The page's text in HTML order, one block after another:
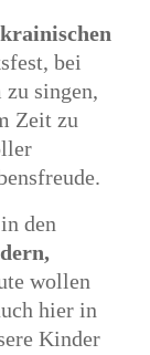
bei
singen,
Zeit zu
den
wollen
hier in
Kinder